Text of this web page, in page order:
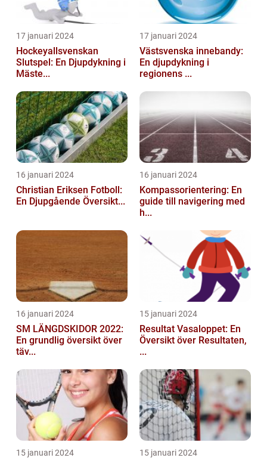
17 januari 2024
Hockeyallsvenskan
Slutspel: En Djupdykning i
Mäste...
17 januari 2024
Västsvenska innebandy:
En djupdykning i
regionens ...
16 januari 2024
Christian Eriksen Fotboll:
En Djupgående Översikt...
16 januari 2024
Kompassorientering: En
guide till navigering med
h...
16 januari 2024
SM LÄNGDSKIDOR 2022:
En grundlig översikt över
täv...
15 januari 2024
Resultat Vasaloppet: En
Översikt över Resultaten,
...
15 januari 2024 15 januari 2024